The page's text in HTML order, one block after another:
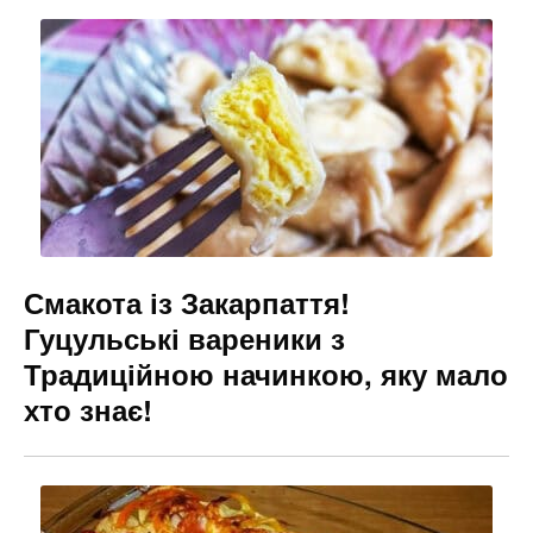
o
o
k
m n
g
er
Смакота із Закарпаття!
Гуцульські вареники з
Традиційною начинкою, яку мало
хто знає!